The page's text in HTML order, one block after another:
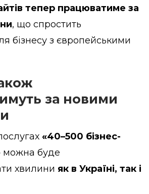
тепер працюватиме за
, що спростить
бізнесу з європейськими
за новими
«40–500 бізнес-
можна буде
хвилини як в Україні, так і